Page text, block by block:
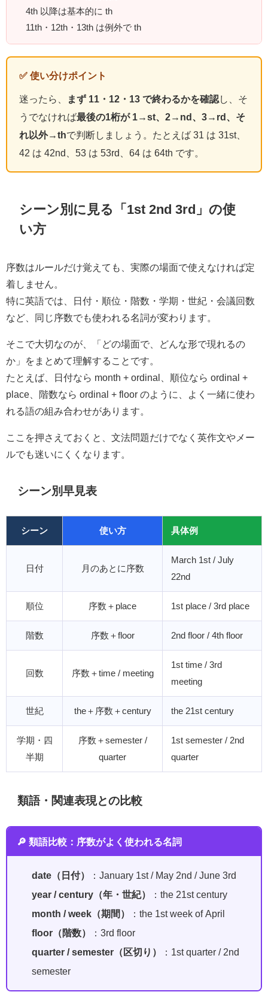
4th 以降は基本的に th
11th・12th・13th は例外で th
✅ 使い分けポイント
迷ったら、 まず 11・12・13 で終わるかを確認し、そ
うでなければ最後の1桁が 1→st、2→nd、3→rd、そ
れ以外→thで判断しましょう。たとえば 31 は 31st、
42 は 42nd、53 は 53rd、64 は 64th です。
シーン別に見る「1st 2nd 3rd」の使
い方
序数はルールだけ覚えても、実際の場面で使えなければ定
着しません。
特に英語では、日付・順位・階数・学期・世紀・会議回数
など、同じ序数でも使われる名詞が変わります。
そこで大切なのが、「どの場面で、どんな形で現れるの
か」をまとめて理解することです。
たとえば、日付なら month + ordinal、順位なら ordinal +
place、階数なら ordinal + floor のように、よく一緒に使わ
れる語の組み合わせがあります。
ここを押さえておくと、文法問題だけでなく英作文やメー
ルでも迷いにくくなります。
シーン別早見表
シーン 使い方 具体例
日付 月のあとに序数
March 1st / July
22nd
順位 序数＋place 1st place / 3rd place
階数 序数＋floor 2nd floor / 4th floor
回数 序数＋time / meeting
1st time / 3rd
meeting
世紀 the＋序数＋century the 21st century
学期・四
半期
序数＋semester /
quarter
1st semester / 2nd
quarter
類語・関連表現との比較
🔎 類語比較：序数がよく使われる名詞
date（日付）
：January 1st / May 2nd / June 3rd
year / century（年・世紀）
：the 21st century
month / week（期間）
：the 1st week of April
floor（階数）
：3rd floor
quarter / semester（区切り）
：1st quarter / 2nd
semester